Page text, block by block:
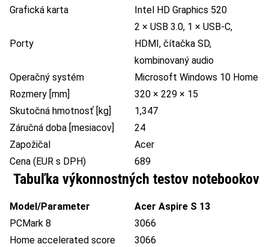
Grafická karta
Intel HD Graphics 520
Porty
2 × USB 3.0, 1 × USB-C,
HDMI, čítačka SD,
kombinovaný audio
Operačný systém
Microsoft Windows 10 Home
Rozmery [mm]
320 × 229 × 15
Skutočná hmotnosť [kg]
1,347
Záručná doba [mesiacov]
24
Zapožičal
Acer
Cena (EUR s DPH)
689
Tabuľka výkonnostných testov notebookov
Model/Parameter
Acer Aspire S 13
PCMark 8
3066
Home accelerated score
3066